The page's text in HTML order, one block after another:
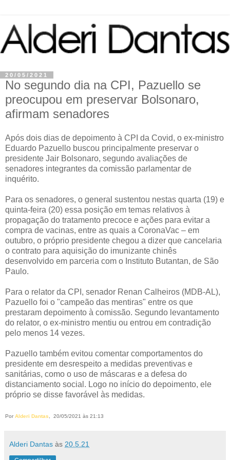
20/05/2021
No segundo dia na CPI, Pazuello se
preocupou em preservar Bolsonaro,
afirmam senadores
Após dois dias de depoimento à CPI da Covid, o ex-ministro
Eduardo Pazuello buscou principalmente preservar o
presidente Jair Bolsonaro, segundo avaliações de
senadores integrantes da comissão parlamentar de
inquérito.
Para os senadores, o general sustentou nestas quarta (19) e
quinta-feira (20) essa posição em temas relativos à
propagação do tratamento precoce e ações para evitar a
compra de vacinas, entre as quais a CoronaVac – em
outubro, o próprio presidente chegou a dizer que cancelaria
o contrato para aquisição do imunizante chinês
desenvolvido em parceria com o Instituto Butantan, de São
Paulo.
Para o relator da CPI, senador Renan Calheiros (MDB-AL),
Pazuello foi o "campeão das mentiras" entre os que
prestaram depoimento à comissão. Segundo levantamento
do relator, o ex-ministro mentiu ou entrou em contradição
pelo menos 14 vezes.
Pazuello também evitou comentar comportamentos do
presidente em desrespeito a medidas preventivas e
sanitárias, como o uso de máscaras e a defesa do
distanciamento social. Logo no início do depoimento, ele
próprio se disse favorável às medidas.
Por Alderi Dantas, 20/05/2021 às 21:13
Alderi Dantas às 20.5.21